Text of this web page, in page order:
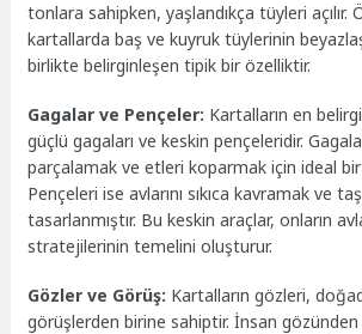
tonlara sahipken, yaşlandıkça tüyleri açılır.
kartallarda baş ve kuyruk tüylerinin
birlikte belirginleşen tipik bir özelliktir.
Gagalar ve Pençeler: Kartalların en
güçlü gagaları ve keskin pençeleridir.
parçalamak ve etleri koparmak için ideal bir
Pençeleri ise avlarını sıkıca kavramak ve
tasarlanmıştır. Bu keskin araçlar, onların
stratejilerinin temelini oluşturur.
Gözler ve Görüş: Kartalların gözleri,
görüşlerden birine sahiptir. İnsan gözünden